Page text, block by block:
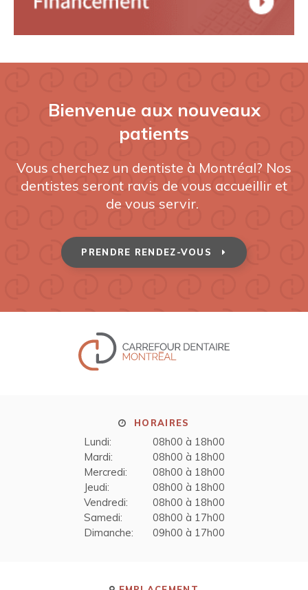
Bienvenue aux nouveaux
patients
Vous cherchez un dentiste à Montréal? Nos
dentistes seront ravis de vous accueillir et
de vous servir.
PRENDRE RENDEZ-VOUS
HORAIRES
Lundi:
08h00 à 18h00
Mardi:
08h00 à 18h00
Mercredi:
08h00 à 18h00
Jeudi:
08h00 à 18h00
Vendredi:
08h00 à 18h00
Samedi:
08h00 à 17h00
Dimanche:
09h00 à 17h00